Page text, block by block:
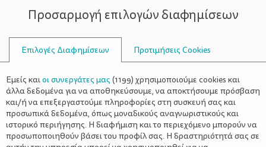
ΣΥΜΒΟΥΛΟΙ
ΒΡΈΦΟΣ> Η ΖΩΉ ΜΕ ΈΝΑ ΒΡΈΦΟΣ
Πώς αντιμετωπίζουμε την
δυσκοιλιότητα του μωρού
Προσαρμογή επιλογών διαφημίσεων
Επιλογές Διαφημίσεων Προτιμήσεις Cookies
Εμείς καιοι συνεργάτες μας (1199) χρησιμοποιούμε cookies και
άλλα δεδομένα για να αποθηκεύσουμε, να αποκτήσουμε πρόσβαση
και/ή να επεξεργαστούμε πληροφορίες στη συσκευή σας και
προσωπικά δεδομένα, όπως μοναδικούς αναγνωριστικούς και
ιστορικό περιήγησης. Η διαφήμιση και το περιεχόμενο μπορούν να
προσωποποιηθούν βάσει του προφίλ σας. Η δραστηριότητά σας σε